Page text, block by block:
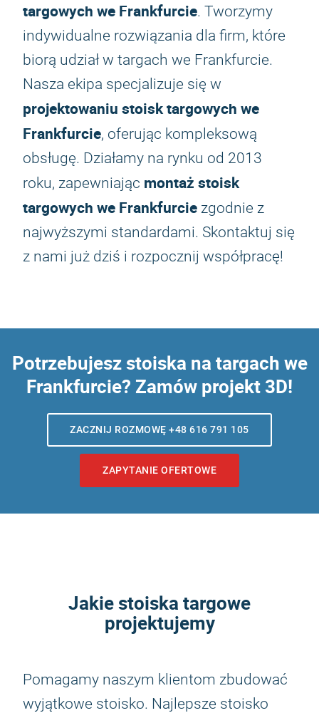
targowych we Frankfurcie. Tworzymy
indywidualne rozwiązania dla firm, które
biorą udział w targach we Frankfurcie.
Nasza ekipa specjalizuje się w
projektowaniu stoisk targowych we
Frankfurcie, oferując kompleksową
obsługę. Działamy na rynku od 2013
roku, zapewniając montaż stoisk
targowych we Frankfurcie zgodnie z
najwyższymi standardami. Skontaktuj się
z nami już dziś i rozpocznij współpracę!
Potrzebujesz stoiska na targach we
Frankfurcie? Zamów projekt 3D!
ZACZNIJ ROZMOWĘ +48 616 791 105
ZAPYTANIE OFERTOWE
Jakie stoiska targowe
projektujemy
Pomagamy naszym klientom zbudować
wyjątkowe stoisko. Najlepsze stoisko